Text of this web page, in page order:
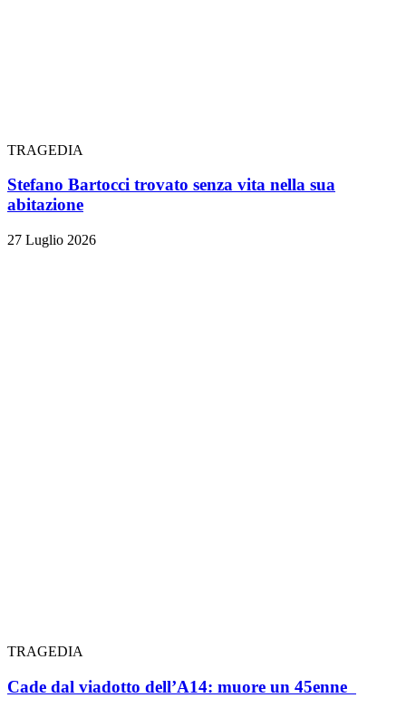
TRAGEDIA
Stefano Bartocci trovato senza vita nella sua
abitazione
27 Luglio 2026
TRAGEDIA
Cade dal viadotto dell’A14: muore un 45enne